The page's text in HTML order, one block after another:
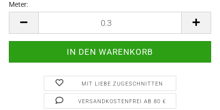
Meter:
MIT LIEBE ZUGESCHNITTEN
VERSANDKOSTENFREI AB 80 €